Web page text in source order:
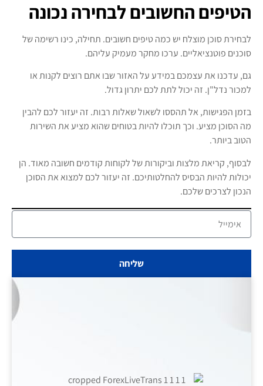
שליחה
הטיפים החשובים לבחירה נכונה
לבחירת סוכן מוצלח יש כמה טיפים חשובים. תחילה, כינו רשימה של
סוכנים פוטנציאליים. ערכו מחקר מעמיק עליהם.
גם, עדכנו את עצמכם במידע על האזור שבו אתם רוצים לקנות או
למכור נדל"ן. זה יכול לתת לכם יתרון גדול.
בזמן הפגישות, אל תהססו לשאול שאלות רבות. זה יעזור לכם להבין
מה הסוכן מציע. וכך תוכלו להיות בטוחים שהוא מציע את השירות
הטוב ביותר.
לבסוף, קריאת מלצות וביקורות של לקוחות קודמים חשובה מאוד. הן
יכולות להיות הבסיס להחלטותיכם. זה יעזור לכם למצוא את הסוכן
הנכון לצרכים שלכם.